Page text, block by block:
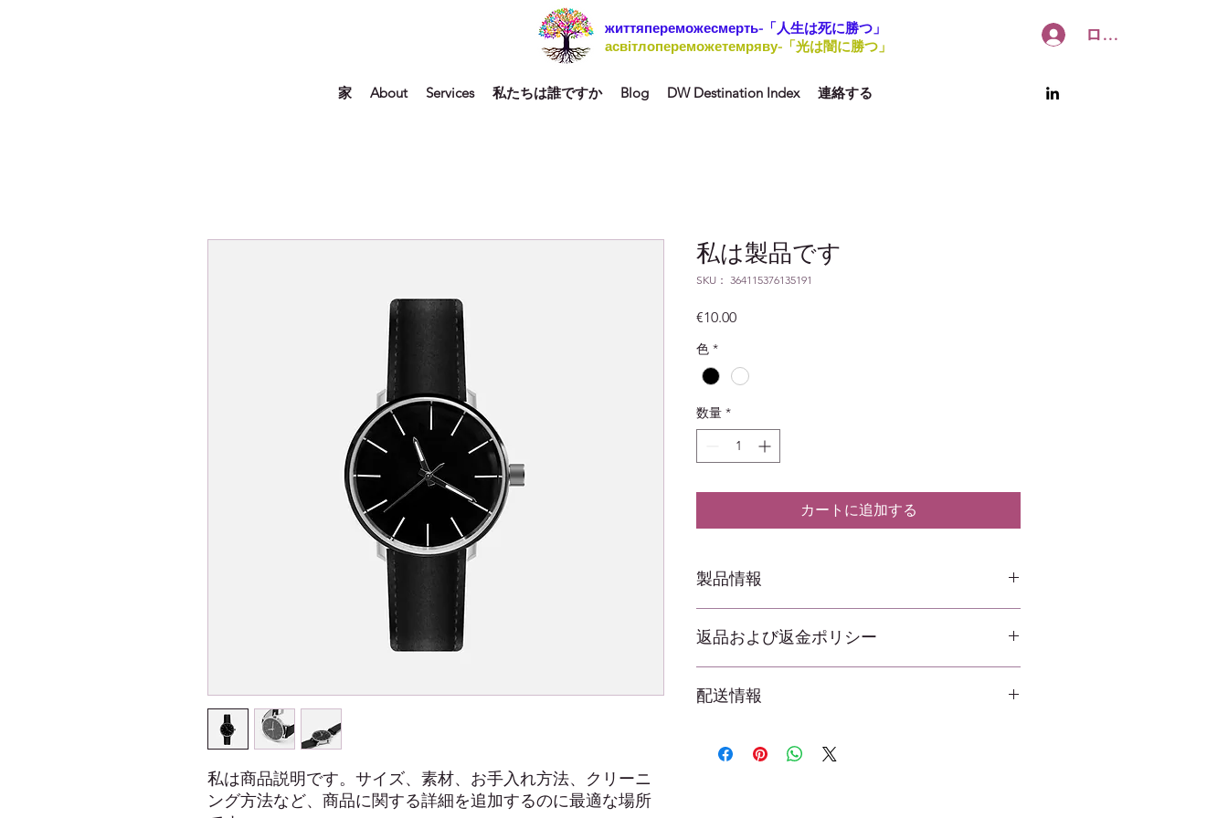
життяпереможесмерть-「人生は死に勝つ」
асвітлопереможетемряву-「光は闇に勝つ」
家 About Services 私たちは誰ですか Blog DW Destination Index 連絡する
ログイン
私は商品説明です。サイズ、素材、お手入れ方法、クリーニ
ング方法など、商品に関する詳細を追加するのに最適な場所
私は製品です
SKU： 364115376135191
€10.00価
色 *
数量 *
カートに追加する
製品情報
入れ方法など、商品に関する詳細情報を追加するのに最
かを書くのにも最適なスペースです.
返品および返金ポリシー
を持っている場合に何をすべきかを知らせるのに最適な
心させるための優れた方法です。
配送情報
関する詳細情報を追加するには、私が最適な場所です。